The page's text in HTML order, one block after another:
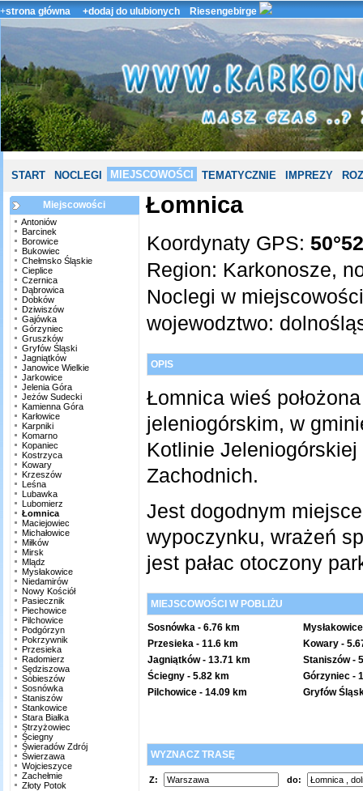
+strona główna +dodaj do ulubionych Riesengebirge
START NOCLEGI MIEJSCOWOŚCI TEMATYCZNIE IMPREZY
Miejscowości
Antoniów
Barcinek
Borowice
Bukowiec
Chełmsko Śląskie
Cieplice
Czernica
Dąbrowica
Dobków
Dziwiszów
Gajówka
Górzyniec
Gruszków
Gryfów Śląski
Jagniątków
Janowice Wielkie
Jarkowice
Jelenia Góra
Jeżów Sudecki
Kamienna Góra
Karłowice
Karpniki
Komarno
Kopaniec
Kostrzyca
Kowary
Krzeszów
Leśna
Lubawka
Lubomierz
Łomnica
Maciejowiec
Michałowice
Miłków
Mirsk
Mlądz
Mysłakowice
Niedamirów
Nowy Kościół
Pasiecznik
Piechowice
Pilchowice
Podgórzyn
Pokrzywnik
Przesieka
Radomierz
Sędziszowa
Sobieszów
Sosnówka
Staniszów
Stankowice
Stara Białka
Strzyżowiec
Ściegny
Świeradów Zdrój
Świerzawa
Wojcieszyce
Zachełmie
Złoty Potok
Łomnica
Koordynaty GPS:
Region: Karkonosze,
Noclegi w
wojewodztwo:
OPIS
Łomnica wieś
jeleniogórskim, w
Kotlinie
Zachodnich.
Jest dogodnym
wypoczynku, wrażeń
jest pałac otoczony
MIEJSCOWOŚCI W POBLIŻU
Sosnówka- 6.76 km Mysłakowice
Przesieka- 11.6 km Kowary-
Jagniątków- 13.71 km Staniszów-
Ściegny- 5.82 km Górzyniec-
Pilchowice- 14.09 km Gryfów
WYZNACZ TRASĘ
Z: do: